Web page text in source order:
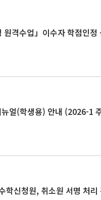
학신청원, 취소원 서명 처리